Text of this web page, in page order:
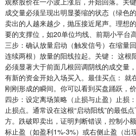
成交量必须呈现出明显萎缩的状态（绿色
卖出的人越来越少，抛压接近尾声。理想
要的支撑位，如20单位均线、前期小平台
三步：确认放量启动（触发信号）在缩量
连续两根）放量的阳线拉起。关键： 这根
必须显著大于前面几根回调阴线的成交量
有新的资金开始入场买入。最佳买点： 就
刚刚形成的瞬间。你可以看到买盘踊跃，
四步：设定离场策略（止损与止盈）止损
止损点。通常设在这根“启动阳线”的最低
方。跌破即卖出，证明判断错误，控制小
标止盈（如盈利1%-3%）或右侧止盈（出